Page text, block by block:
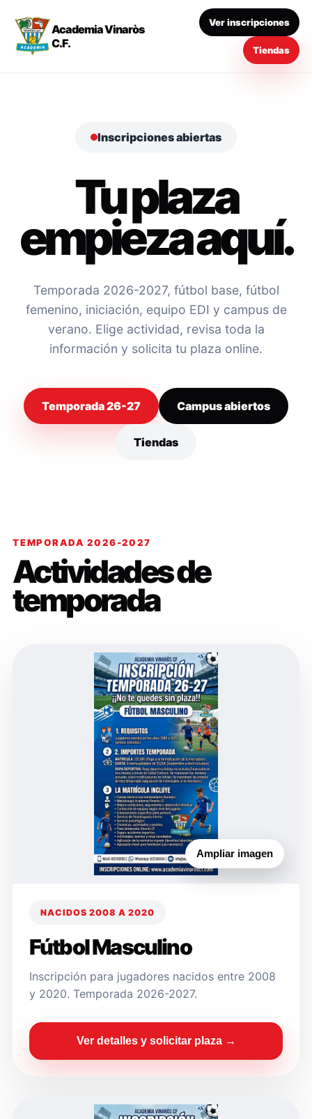
Academia Vinaròs
C.F.
Ver inscripciones
Tiendas
Inscripciones abiertas
Tu plaza
empieza aquí.
Temporada 2026-2027, fútbol base, fútbol
femenino, iniciación, equipo EDI y campus de
verano. Elige actividad, revisa toda la
información y solicita tu plaza online.
Temporada 26-27 Campus abiertos
Tiendas
TEMPORADA 2026-2027
Actividades de
temporada
Ampliar imagen
NACIDOS 2008 A 2020
Fútbol Masculino
Inscripción para jugadores nacidos entre 2008
y 2020. Temporada 2026-2027.
Ver detalles y solicitar plaza →